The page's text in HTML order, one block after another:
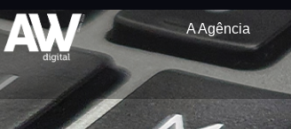
A Agência